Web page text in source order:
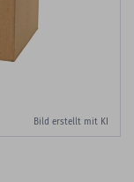
Bild erstellt mit KI